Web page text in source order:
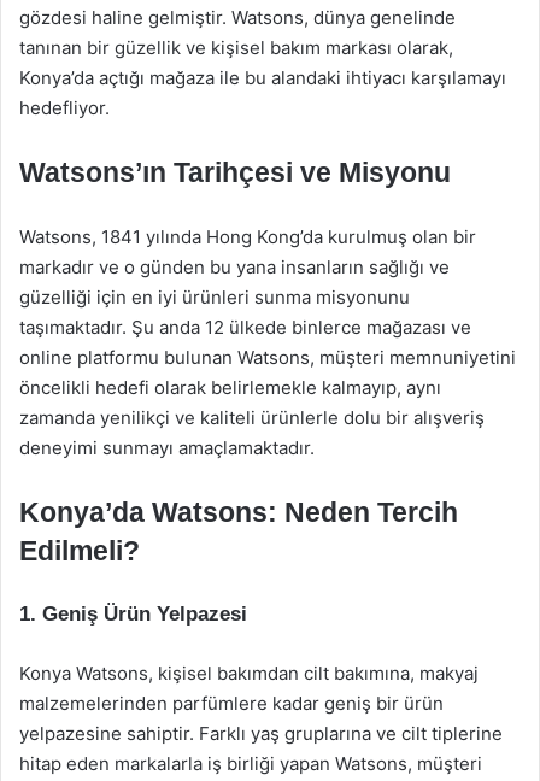
gözdesi haline gelmiştir. Watsons, dünya genelinde
tanınan bir güzellik ve kişisel bakım markası olarak,
Konya’da açtığı mağaza ile bu alandaki ihtiyacı karşılamayı
hedefliyor.
Watsons’ın Tarihçesi ve Misyonu
Watsons, 1841 yılında Hong Kong’da kurulmuş olan bir
markadır ve o günden bu yana insanların sağlığı ve
güzelliği için en iyi ürünleri sunma misyonunu
taşımaktadır. Şu anda 12 ülkede binlerce mağazası ve
online platformu bulunan Watsons, müşteri memnuniyetini
öncelikli hedefi olarak belirlemekle kalmayıp, aynı
zamanda yenilikçi ve kaliteli ürünlerle dolu bir alışveriş
deneyimi sunmayı amaçlamaktadır.
Konya’da Watsons: Neden Tercih
Edilmeli?
1. Geniş Ürün Yelpazesi
Konya Watsons, kişisel bakımdan cilt bakımına, makyaj
malzemelerinden parfümlere kadar geniş bir ürün
yelpazesine sahiptir. Farklı yaş gruplarına ve cilt tiplerine
hitap eden markalarla iş birliği yapan Watsons, müşteri